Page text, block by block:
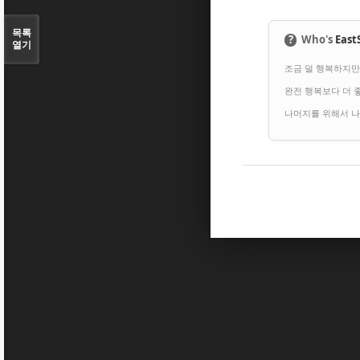
? Who's
조금 덜 행복하지
완전 행복보다 더
나머지를 위해서
목록
열기